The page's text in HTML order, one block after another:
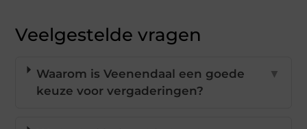
Veelgestelde vragen
Waarom is Veenendaal een goede
keuze voor vergaderingen?
▼